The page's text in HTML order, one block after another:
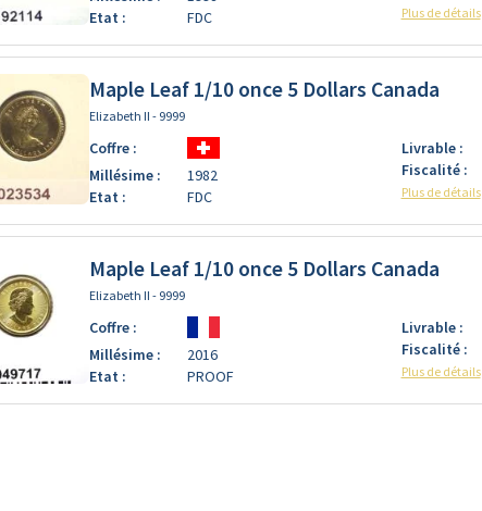
Etat :
FDC Plus de détails
Maple Leaf 1/10 once 5 Dollars Canada
Elizabeth II - 9999
Coffre :
Millésime :
1982
Etat :
FDC
Livrable :
Fiscalité :
Plus de détails
Maple Leaf 1/10 once 5 Dollars Canada
Elizabeth II - 9999
Coffre :
Millésime :
2016
Etat :
PROOF
Livrable :
Fiscalité :
Plus de détails